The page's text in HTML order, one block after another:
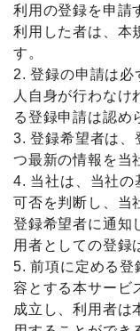
利用の登録を申請
利用した者は、本
す。
2. 登録の申請は必
人自身が行わなけ
る登録申請は認め
3. 登録希望者は、
つ最新の情報を当
4. 当社は、当社の
可否を判断し、当
登録希望者に通知
用者としての登録
5. 前項に定める登
容とする本サービ
成立し、利用者は